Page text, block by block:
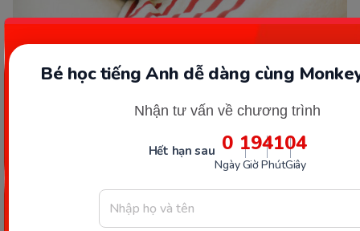
Bé học tiếng Anh dễ dàng cùng
Nhận tư vấn về chương trình
Hết hạn sau 0
Ngày
19
Giờ
41
Phút
02
Giây
internet)
Mặc dù tình trạng thở khò khè ở trẻ 4 tuổi phổ biến
và thường không gây nguy hiểm đến tính mạng
nên có thể tự điều trị tại nhà. Tuy nhiên, nếu ba mẹ
con đi thăm khám bác sĩ để tìm ra nguyên nhân và
điều trị càng sớm càng tốt, tránh ảnh hưởng đến